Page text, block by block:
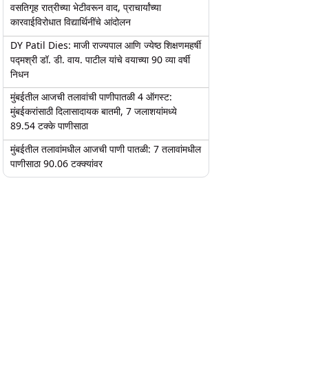
वसतिगृह रात्रीच्या भेटीवरून वाद, प्राचार्यांच्या
कारवाईविरोधात विद्यार्थिनींचे आंदोलन
DY Patil Dies: माजी राज्यपाल आणि ज्येष्ठ शिक्षणमहर्षी
पद्मश्री डॉ. डी. वाय. पाटील यांचे वयाच्या 90 व्या वर्षी
निधन
मुंबईतील आजची तलावांची पाणीपातळी 4 ऑगस्ट:
मुंबईकरांसाठी दिलासादायक बातमी, 7 जलाशयांमध्ये
89.54 टक्के पाणीसाठा
मुंबईतील तलावांमधील आजची पाणी पातळी: 7 तलावांमधील
पाणीसाठा 90.06 टक्क्यांवर